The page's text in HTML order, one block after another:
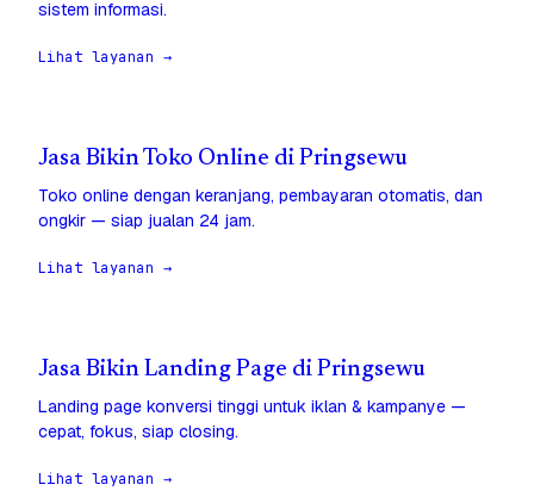
sistem informasi.
Lihat layanan →
Jasa Bikin Toko Online di Pringsewu
Toko online dengan keranjang, pembayaran otomatis, dan
ongkir — siap jualan 24 jam.
Lihat layanan →
Jasa Bikin Landing Page di Pringsewu
Landing page konversi tinggi untuk iklan & kampanye —
cepat, fokus, siap closing.
Lihat layanan →